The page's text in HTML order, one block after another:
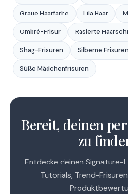
Graue Haarfarbe Lila Haar
Ombré-Frisur Rasierte
Shag-Frisuren Silberne Frisuren
Süße Mädchenfrisuren
Bereit, deinen
zu
Entdecke deinen Signature-
Tutorials, Trend-